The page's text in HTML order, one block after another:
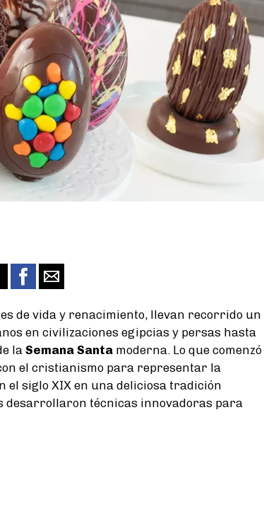
de vida y renacimiento, llevan recorrido un
en civilizaciones egipcias y persas hasta
la Semana Santa moderna. Lo que comenzó
el cristianismo para representar la
siglo XIX en una deliciosa tradición
desarrollaron técnicas innovadoras para